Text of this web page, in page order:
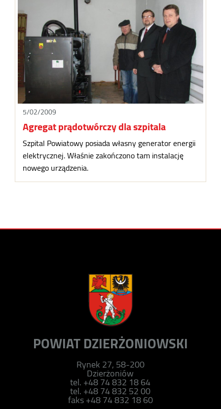
5/02/2009
Agregat prądotwórczy dla szpitala
Szpital Powiatowy posiada własny generator energii
elektrycznej. Właśnie zakończono tam instalację
nowego urządzenia.
POWIAT DZIERŻONIOWSKI
Rynek 27, 58-200
Dzierżoniów
tel. +48 74 832 18 64
tel. +48 74 832 52 00
faks +48 74 832 18 60